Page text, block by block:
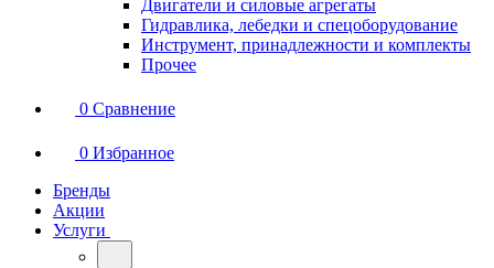
Двигатели и силовые агрегаты
Гидравлика, лебедки и спецоборудование
Инструмент, принадлежности и комплекты
Прочее
0 Сравнение
0 Избранное
Бренды
Акции
Услуги